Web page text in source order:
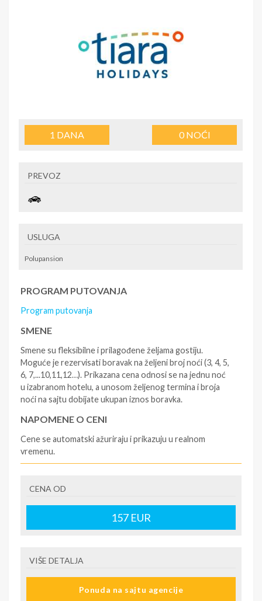
1 DANA 0NOĆI
PREVOZ
USLUGA
Polupansion
PROGRAM PUTOVANJA
Program putovanja
SMENE
Smene su fleksibilne i prilagođene željama gostiju.
Moguće je rezervisati boravak na željeni broj noći (3, 4, 5,
6, 7,...10,11,12…). Prikazana cena odnosi se na jednu noć
u izabranom hotelu, a unosom željenog termina i broja
noći na sajtu dobijate ukupan iznos boravka.
NAPOMENE O CENI
Cene se automatski ažuriraju i prikazuju u realnom
vremenu.
- rezervisane i potvrđene usluge u izabranoj smeštajnoj
jedinici prema opisu - korišćenje hotelskih sadržaja
prema opisu - uslugu rezervacije - organizaciju
putovanja
krizu) na destinaciji, plaćaju se na recepciji
hotela/apartmana za hotele sa 1* i 2* i nekategorisane
CENA OD
157 EUR
VIŠE DETALJA
Ponuda na sajtu agencije